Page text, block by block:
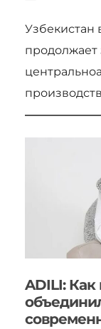
Узбекистан
продолжает
ADILI: Как